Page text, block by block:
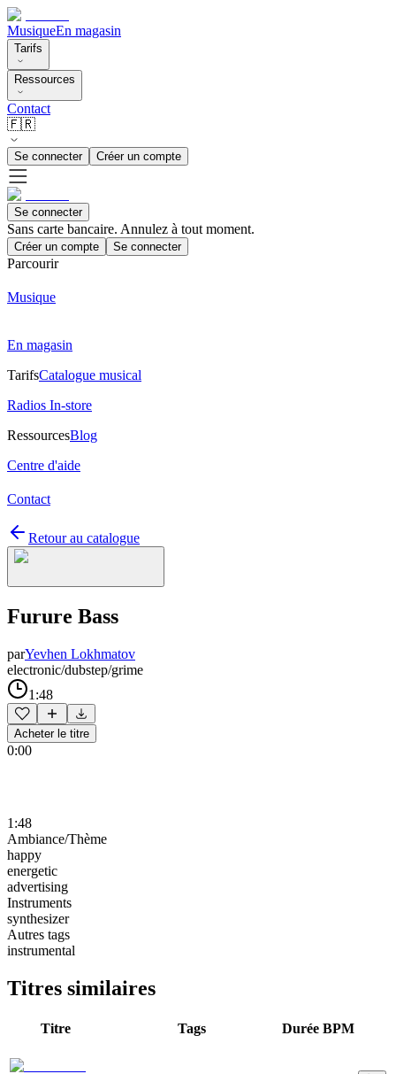
MusiqueEn magasin
Tarifs
Ressources
Contact
🇫🇷
Se connecter Créer un compte
Se connecter
Sans carte bancaire. Annulez à tout moment.
Créer un compte Se connecter
Parcourir
Musique
En magasin
TarifsCatalogue musical
Radios In-store
RessourcesBlog
Centre d'aide
Contact
Retour au catalogue
Furure Bass
parYevhen Lokhmatov
electronic/dubstep/grime
1:48
Acheter le titre
0:00
1:48
Ambiance/Thème
happy
energetic
advertising
Instruments
synthesizer
Autres tags
instrumental
Titres similaires
Titre Tags Durée BPM